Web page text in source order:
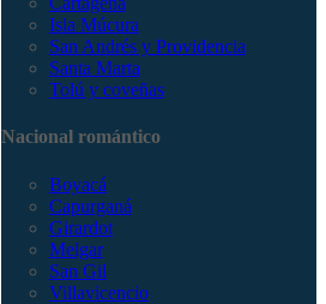
Isla Múcura
San Andrés y Providencia
Santa Marta
Tolú y coveñas
Nacional romántico
Boyacá
Capurganá
Girardot
Melgar
San Gil
Villavicencio